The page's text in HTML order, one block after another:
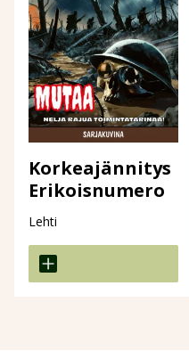
Korkeajännitys
Erikoisnumero
Lehti